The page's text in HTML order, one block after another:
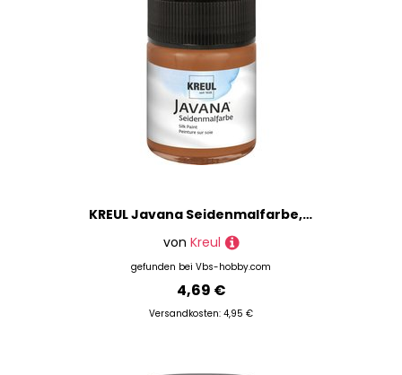
KREUL Javana Seidenmalfarbe, 50 ml - Braun
von Kreul
gefunden bei Vbs-hobby.com
4,69 €
Versandkosten: 4,95 €